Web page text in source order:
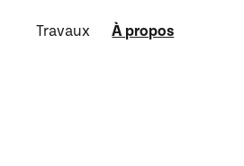
Travaux À propos